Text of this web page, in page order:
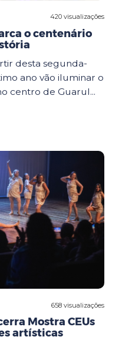
420 visualizações
o centenário
desta segunda-
ano vão iluminar o
centro de Guarul...
658 visualizações
Mostra CEUs
artísticas